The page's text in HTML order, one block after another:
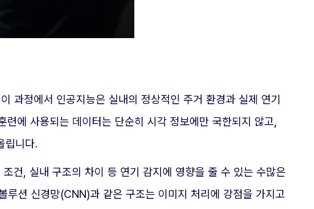
과정에서 인공지능은 실내의 정상적인 주거 환경과 실제 연기
에 사용되는 데이터는 단순히 시각 정보에만 국한되지 않고,
립니다.
건, 실내 구조의 차이 등 연기 감지에 영향을 줄 수 있는 수많은
루션 신경망(CNN)과 같은 구조는 이미지 처리에 강점을 가지고